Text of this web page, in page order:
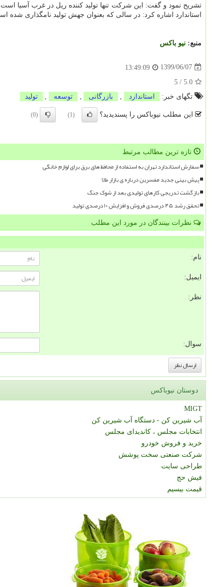
تشریح نمود و گفت: این شرکت تنها تولید کننده ریل در غرب آسیا
استاندارد اشاره کرد: در سالی که بعنوان جهش تولید نامگذاری
منبع: نیو باكس
1399/06/07
13:49:09
5.0
/
5
تگهای خبر:
استاندارد بازرگانی توسعه تولید
این مطلب نیوباکس را پسندیدید؟ (1)
(0)
تازه ترین مطالب مرتبط
سفارش استاندارد تهران به استفاده از محافظ های برق برای لوازم خانگی
پیش بینی جدید مفسرین درباره ی بازار طلا
بازگشت تدریجی کارهای تولیدی بعد از شوک جنگ
تحقق رشد ۴۵ درصدی فروش و افزایش ۱۰ درصدی تولید
نظرات بینندگان در مورد این مطلب
نام:
ایمیل:
نظر:
سوال:
دوستان نیوباکس
MIGT
آب شیرین کن - دستگاه آب شیرین کن
انتخابات مجلس ، کاندیدای مجلس
خرید و فروش خودرو
شرکت صنعتی سخت پوشش
طراحی سایت
فیش حج
قیمت بیسیم